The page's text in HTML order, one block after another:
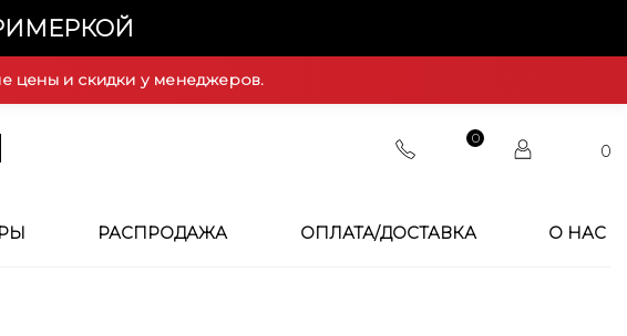
цены и скидки у менеджеров.
0
0
РАСПРОДАЖА ОПЛАТА/ДОСТАВКА О НАС